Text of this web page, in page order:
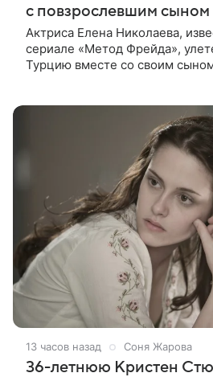
с повзрослевшим сыном
Актриса Елена Николаева,
сериале «Метод Фрейда»,
Турцию вместе со своим
13 часов назад Соня Жарова
36-летнюю Кристен